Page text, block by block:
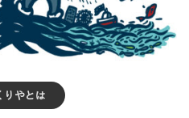
りやとは